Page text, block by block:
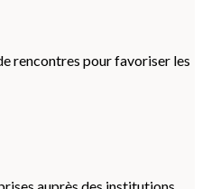
rencontres pour favoriser les
auprès des institutions